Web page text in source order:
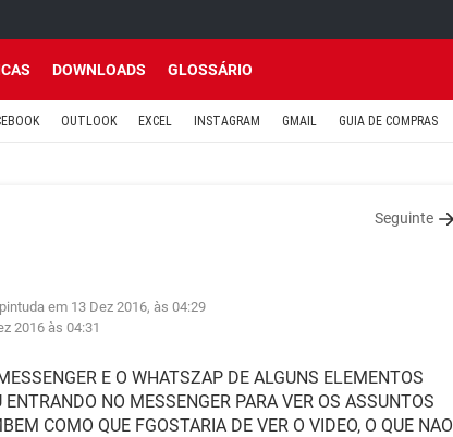
DOWNLOADS GLOSSÁRIO
OUTLOOK EXCEL INSTAGRAM GMAIL GUIA DE COMPRAS
Seguinte
em 13 Dez 2016, às 04:29
2016 às 04:31
E O WHATSZAP DE ALGUNS ELEMENTOS
NO MESSENGER PARA VER OS ASSUNTOS
COMO QUE FGOSTARIA DE VER O VIDEO, O QUE NAO